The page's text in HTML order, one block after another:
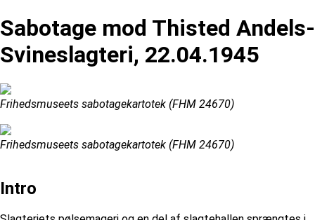
Sabotage mod Thisted Andels-
Svineslagteri, 22.04.1945
Frihedsmuseets sabotagekartotek (FHM 24670)
Frihedsmuseets sabotagekartotek (FHM 24670)
Intro